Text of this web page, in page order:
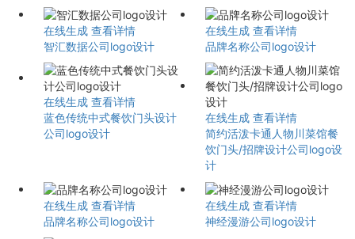
在线生成 查看详情
智汇数据公司logo设计
在线生成 查看详情
品牌名称公司logo设计
在线生成 查看详情
蓝色传统中式餐饮门头设计
公司logo设计
在线生成 查看详情
简约活泼卡通人物川菜馆餐
饮门头/招牌设计公司logo设
计
在线生成 查看详情
品牌名称公司logo设计
在线生成 查看详情
神经漫游公司logo设计